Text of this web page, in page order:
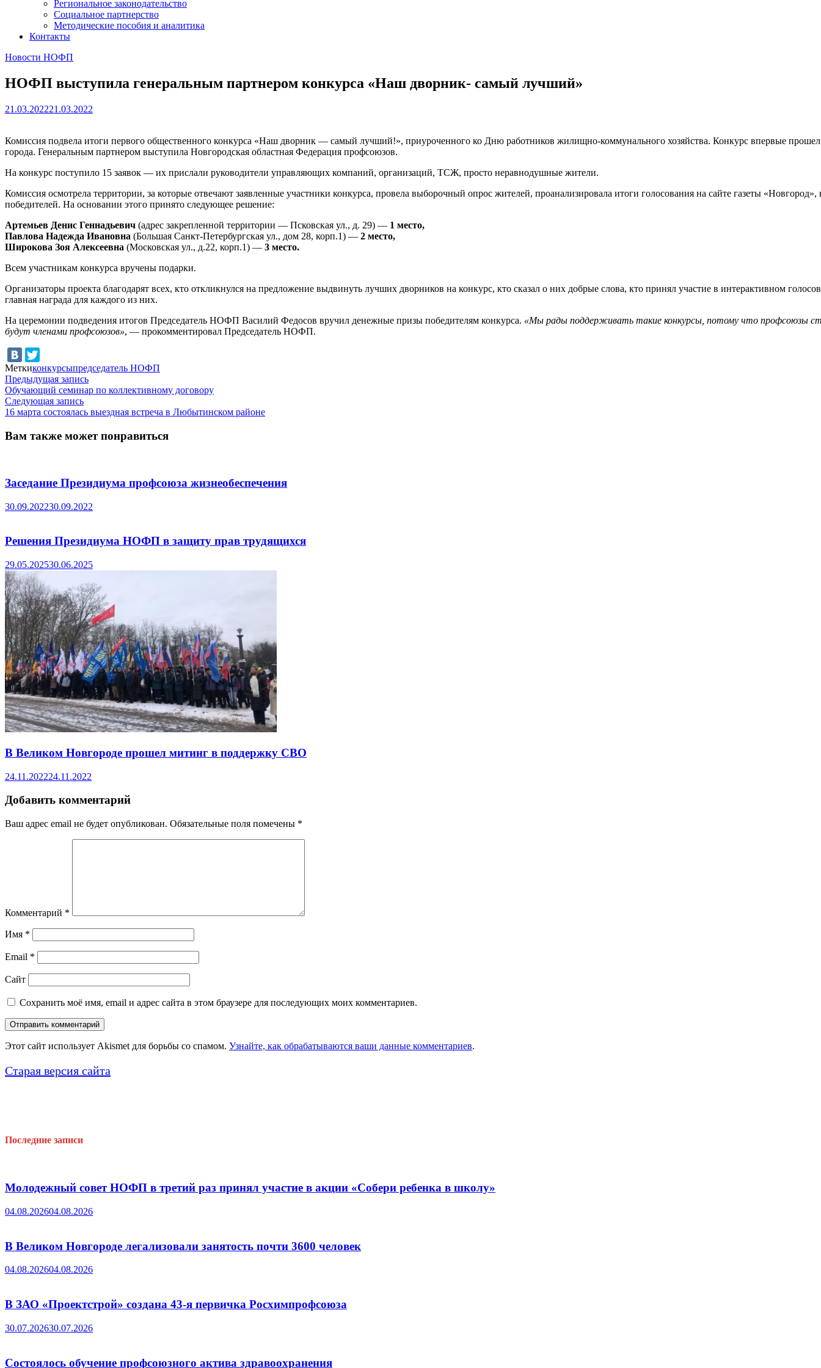
Региональное законодательство
Социальное партнерство
Методические пособия и аналитика
Контакты
Новости НОФП
НОФП выступила генеральным партнером конкурса «Наш дворник- самый лучший»
21.03.202221.03.2022
Комиссия подвела итоги первого общественного конкурса «Наш дворник — самый лучший!», приуроченного ко Дню работников жилищно-коммунального хозяйства. Конкурс впервые
города. Генеральным партнером выступила Новгородская областная Федерация профсоюзов.
На конкурс поступило 15 заявок — их прислали руководители управляющих компаний, организаций, ТСЖ, просто неравнодушные жители.
Комиссия осмотрела территории, за которые отвечают заявленные участники конкурса, провела выборочный опрос жителей, проанализировала итоги голосования на сайте газеты
победителей. На основании этого принято следующее решение:
Артемьев Денис Геннадьевич (адрес закрепленной территории — Псковская ул., д. 29) — 1 место,
Павлова Надежда Ивановна (Большая Санкт-Петербургская ул., дом 28, корп.1) — 2 место,
Широкова Зоя Алексеевна (Московская ул., д.22, корп.1) — 3 место.
Всем участникам конкурса вручены подарки.
Организаторы проекта благодарят всех, кто откликнулся на предложение выдвинуть лучших дворников на конкурс, кто сказал о них добрые слова, кто принял участие в интерактивном
главная награда для каждого из них.
На церемонии подведения итогов Председатель НОФП Василий Федосов вручил денежные призы победителям конкурса. «Мы рады поддерживать такие конкурсы, потому что профсоюзы
будут членами профсоюзов», — прокомментировал Председатель НОФП.
Меткиконкурсыпредседатель НОФП
Навигация
по
записям
Предыдущая записьПредыдущая
запись:
Обучающий семинар по коллективному договору
Следующая записьСледующая
запись:
16 марта состоялась выездная встреча в Любытинском районе
Вам также может понравиться
Заседание Президиума профсоюза жизнеобеспечения
30.09.202230.09.2022
Решения Президиума НОФП в защиту прав трудящихся
29.05.202530.06.2025
В Великом Новгороде прошел митинг в поддержку СВО
24.11.202224.11.2022
Добавить комментарий
Ваш адрес email не будет опубликован. Обязательные поля помечены *
Комментарий *
Имя *
Email *
Сайт
Сохранить моё имя, email и адрес сайта в этом браузере для последующих моих комментариев.
Этот сайт использует Akismet для борьбы со спамом. Узнайте, как обрабатываются ваши данные комментариев.
Старая версия сайта
Последние записи
Молодежный совет НОФП в третий раз принял участие в акции «Собери ребенка в школу»
04.08.202604.08.2026
В Великом Новгороде легализовали занятость почти 3600 человек
04.08.202604.08.2026
В ЗАО «Проектстрой» создана 43-я первичка Росхимпрофсоюза
30.07.202630.07.2026
Состоялось обучение профсоюзного актива здравоохранения